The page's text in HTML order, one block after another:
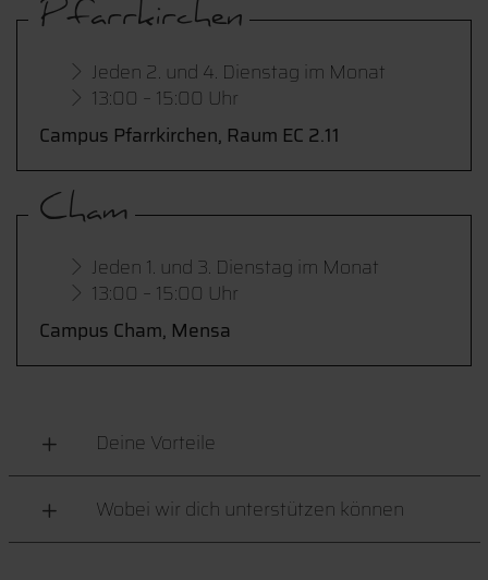
Pfarrkirchen
Jeden 2. und 4. Dienstag im Monat
13:00 – 15:00 Uhr
Campus Pfarrkirchen, Raum EC 2.11
Cham
Jeden 1. und 3. Dienstag im Monat
13:00 – 15:00 Uhr
Campus Cham, Mensa
Deine Vorteile
Wobei wir dich unterstützen können